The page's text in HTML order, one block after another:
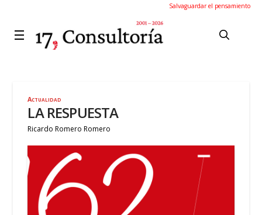
Salvaguardar el pensamiento
Actualidad
LA RESPUESTA
Ricardo Romero Romero